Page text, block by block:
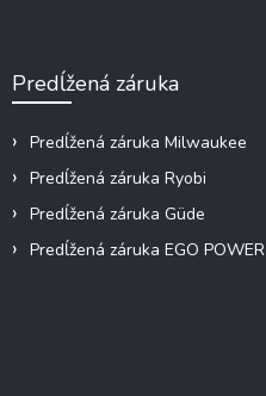
Predĺžená záruka
Predĺžená záruka Milwaukee
Predĺžená záruka Ryobi
Predĺžená záruka Güde
Predĺžená záruka EGO POWER